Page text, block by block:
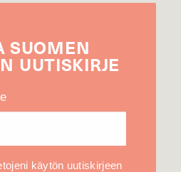
SUOMEN
UUTIS­KIRJE
käytön uutiskirjeen